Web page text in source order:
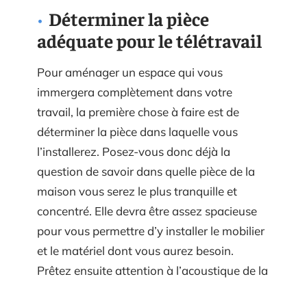
Déterminer la pièce
adéquate pour le télétravail
Pour aménager un espace qui vous
immergera complètement dans votre
travail, la première chose à faire est de
déterminer la pièce dans laquelle vous
l’installerez. Posez-vous donc déjà la
question de savoir dans quelle pièce de la
maison vous serez le plus tranquille et
concentré. Elle devra être assez spacieuse
pour vous permettre d’y installer le mobilier
et le matériel dont vous aurez besoin.
Prêtez ensuite attention à l’acoustique de la